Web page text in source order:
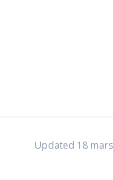
Updated 18